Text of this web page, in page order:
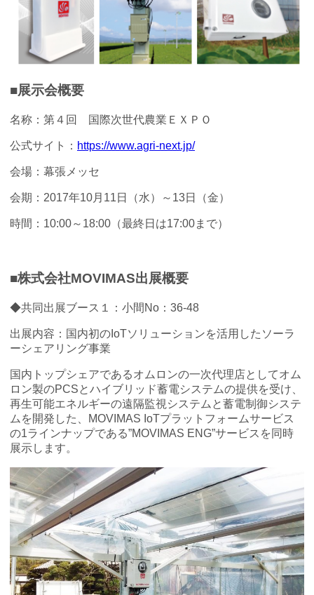
■展示会概要
名称：第４回 国際次世代農業ＥＸＰＯ
公式サイト： https://www.agri-next.jp/
会場：幕張メッセ
会期：2017年10月11日（水）～13日（金）
時間：10:00～18:00（最終日は17:00まで）
■株式会社MOVIMAS出展概要
◆共同出展ブース１：小間No：36-48
出展内容：国内初のIoTソリューションを活用したソーラ
ーシェアリング事業
国内トップシェアであるオムロンの一次代理店としてオム
ロン製のPCSとハイブリッド蓄電システムの提供を受け、
再生可能エネルギーの遠隔監視システムと蓄電制御システ
ムを開発した、MOVIMAS IoTプラットフォームサービス
の1ラインナップである”MOVIMAS ENG”サービスを同時
展示します。